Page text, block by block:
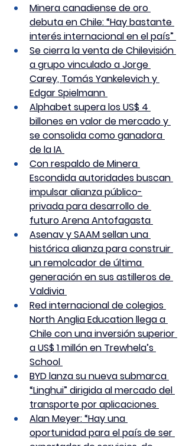
Minera canadiense de oro
debuta en Chile: “Hay bastante
interés internacional en el país”
Se cierra la venta de Chilevisión
a grupo vinculado a Jorge
Carey, Tomás Yankelevich y
Edgar Spielmann
Alphabet supera los US$ 4
billones en valor de mercado y
se consolida como ganadora
de la IA
Con respaldo de Minera
Escondida autoridades buscan
impulsar alianza público-
privada para desarrollo de
futuro Arena Antofagasta
Asenav y SAAM sellan una
histórica alianza para construir
un remolcador de última
generación en sus astilleros de
Valdivia
Red internacional de colegios
North Anglia Education llega a
Chile con una inversión superior
a US$ 1 millón en Trewhela’s
School
BYD lanza su nueva submarca
“Linghui” dirigida al mercado del
transporte por aplicaciones
Alan Meyer: “Hay una
oportunidad para el país de ser